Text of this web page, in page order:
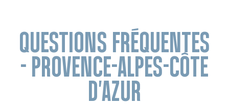
QUESTIONS FRÉQUENTES
- PROVENCE-ALPES-CÔTE
D'AZUR